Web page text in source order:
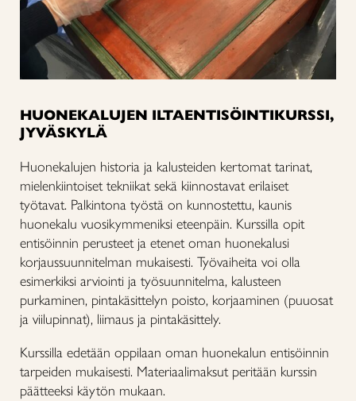
HUONEKALUJEN ILTAENTISÖINTIKURSSI,
JYVÄSKYLÄ
Huonekalujen historia ja kalusteiden kertomat tarinat,
mielenkiintoiset tekniikat sekä kiinnostavat erilaiset
työtavat. Palkintona työstä on kunnostettu, kaunis
huonekalu vuosikymmeniksi eteenpäin. Kurssilla opit
entisöinnin perusteet ja etenet oman huonekalusi
korjaussuunnitelman mukaisesti. Työvaiheita voi olla
esimerkiksi arviointi ja työsuunnitelma, kalusteen
purkaminen, pintakäsittelyn poisto, korjaaminen (puuosat
ja viilupinnat), liimaus ja pintakäsittely.
Kurssilla edetään oppilaan oman huonekalun entisöinnin
tarpeiden mukaisesti. Materiaalimaksut peritään kurssin
päätteeksi käytön mukaan.